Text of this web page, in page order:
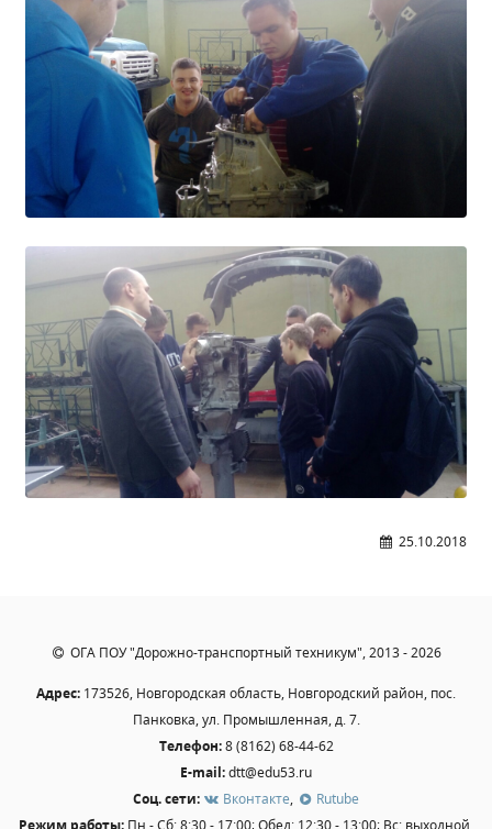
Безопасность на железной дороге
ГТО
Дополнительное образование
Информационная безопасность
Информация для детей-сирот
Памятные даты военной истории
Пожарная безопасность
Противодействие терроризму
Профилактическая работа
Работа педагога-психолога
Студенческий совет
Студенческий спортивный клуб
МЕТОДИЧЕСКАЯ РАБОТА
В помощь педагогам и мастерам ПО
ПОЛЕЗНЫЕ ССЫЛКИ
Министерство науки и высшего образования
наркотиков
25.10.2018
ОГА ПОУ "Дорожно-транспортный техникум", 2013 - 2026
Адрес: 173526, Новгородская область, Новгородский район, пос.
Панковка, ул. Промышленная, д. 7.
Телефон:8 (8162) 68-44-62
E-mail:dtt@edu53.ru
Соц. сети:
Вконтакте,
Rutube
Режим работы: Пн - Сб: 8:30 - 17:00; Обед: 12:30 - 13:00; Вс: выходной.